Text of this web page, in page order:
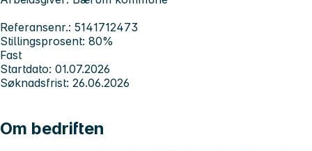
Referansenr.: 5141712473
Stillingsprosent: 80%
Fast
Startdato: 01.07.2026
Søknadsfrist: 26.06.2026
Om bedriften